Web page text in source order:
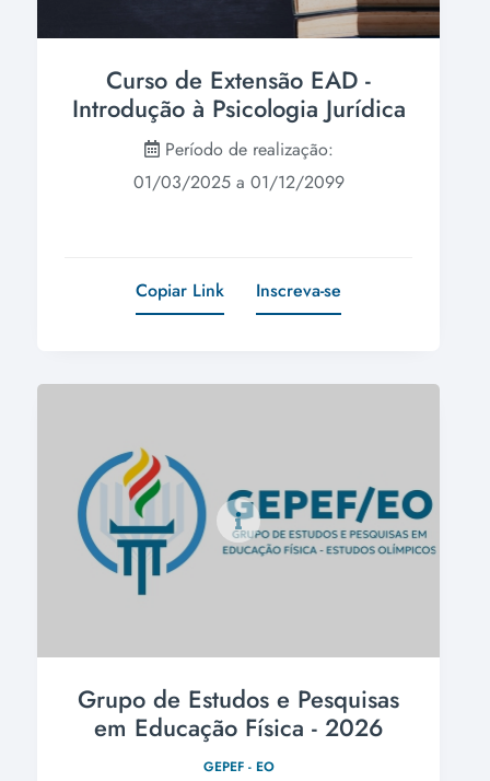
Curso de Extensão EAD -
Introdução à Psicologia Jurídica
Período de realização:
01/03/2025 a 01/12/2099
Copiar Link Inscreva-se
Grupo de Estudos e Pesquisas
em Educação Física - 2026
GEPEF - EO